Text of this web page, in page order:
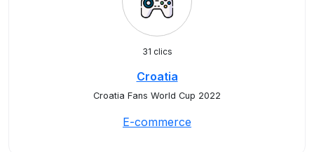
31 clics
Croatia
Croatia Fans World Cup 2022
E-commerce